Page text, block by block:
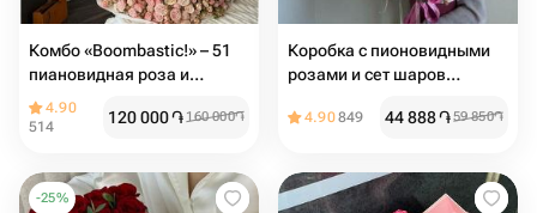
Комбо «Boombastic!» – 51
пиановидная роза и
воздушные шары 🎈🌹
4.90
514
120 000֏ 160 000֏
Коробка с пионовидными
розами и сет шаров
4.90849 44 888֏59 850֏
-25%